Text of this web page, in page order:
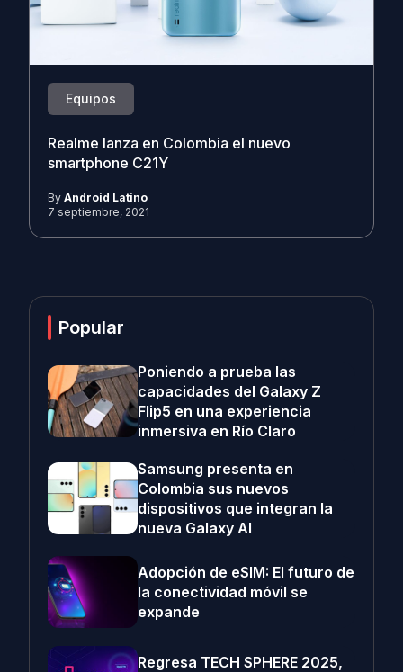
Equipos
Realme lanza en Colombia el nuevo
smartphone C21Y
By Android Latino
7 septiembre, 2021
Popular
Poniendo a prueba las
capacidades del Galaxy Z
Flip5 en una experiencia
inmersiva en Río Claro
Samsung presenta en
Colombia sus nuevos
dispositivos que integran la
nueva Galaxy AI
Adopción de eSIM: El futuro de
la conectividad móvil se
expande
Regresa TECH SPHERE 2025,